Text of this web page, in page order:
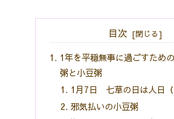
目次
1年を平穏無事に過ごすため
粥と小豆粥
1月7日 七草の日は人日（
邪気払いの小豆粥